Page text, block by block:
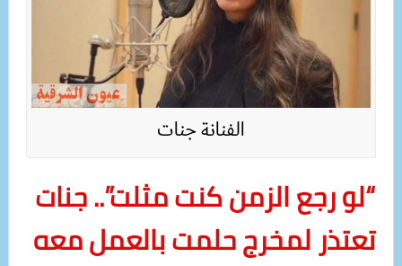
الفنانة جنات
“لو رجع الزمن كنت مثلت”.. جنات
تعتذر لمخرج حلمت بالعمل معه